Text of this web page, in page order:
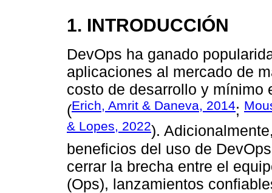
1. INTRODUCCIÓN
DevOps ha ganado
aplicaciones al mercado de
costo de desarrollo y mínimo
(Erich, Amrit & Daneva, 2014;
& Lopes, 2022).
beneficios del uso de
cerrar la brecha entre el
(Ops), lanzamientos